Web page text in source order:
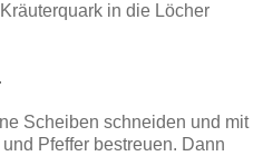
in die Löcher
Scheiben schneiden und mit
Pfeffer bestreuen. Dann